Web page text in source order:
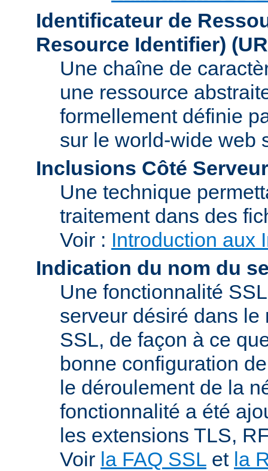
Identificateur de
Resource Identifier)
Une chaîne de
une ressource
formellement définie
sur le world-wide web
Inclusions Côté
Une technique
traitement dans des
Voir : Introduction aux
Indication du nom du
Une fonctionnalité
serveur désiré dans
SSL, de façon à ce
bonne configuration
le déroulement de la
fonctionnalité a été
les extensions TLS,
Voir la FAQ SSL et la